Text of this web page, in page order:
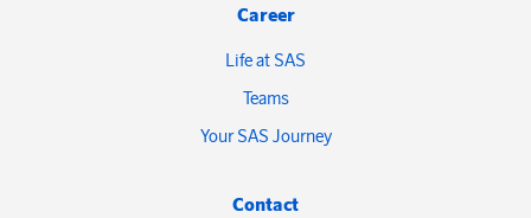
Career
Life at SAS
Teams
Your SAS Journey
Contact